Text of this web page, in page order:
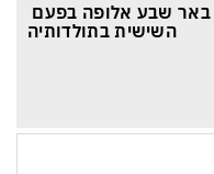
באר שבע אלופה בפעם
השישית בתולדותיה